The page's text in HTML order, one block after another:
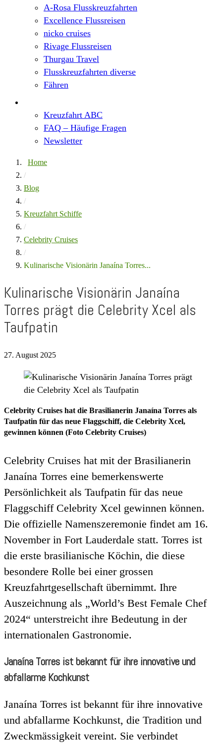
A-Rosa Flusskreuzfahrten
Excellence Flussreisen
nicko cruises
Rivage Flussreisen
Thurgau Travel
Flusskreuzfahrten diverse
Fähren
Kreuzfahrt ABC
FAQ – Häufige Fragen
Newsletter
Home
/
Blog
/
Kreuzfahrt Schiffe
/
Celebrity Cruises
/
Kulinarische Visionärin Janaína Torres...
Kulinarische Visionärin Janaína
Torres prägt die Celebrity Xcel als
Taufpatin
27. August 2025
Celebrity Cruises hat die Brasilianerin Janaína Torres als
Taufpatin für das neue Flaggschiff, die Celebrity Xcel,
gewinnen können (Foto Celebrity Cruises)
Celebrity Cruises hat mit der Brasilianerin
Janaína Torres eine bemerkenswerte
Persönlichkeit als Taufpatin für das neue
Flaggschiff Celebrity Xcel gewinnen können.
Die offizielle Namenszeremonie findet am 16.
November in Fort Lauderdale statt. Torres ist
die erste brasilianische Köchin, die diese
besondere Rolle bei einer grossen
Kreuzfahrtgesellschaft übernimmt. Ihre
Auszeichnung als „World’s Best Female Chef
2024“ unterstreicht ihre Bedeutung in der
internationalen Gastronomie.
Janaína Torres ist bekannt für ihre innovative und
abfallarme Kochkunst
Janaína Torres ist bekannt für ihre innovative
und abfallarme Kochkunst, die Tradition und
Zweckmässigkeit vereint. Sie verbindet